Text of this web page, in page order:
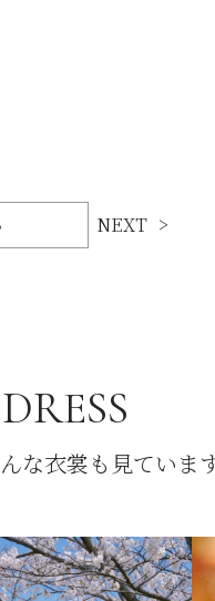
NEXT
な衣裳も見ていま